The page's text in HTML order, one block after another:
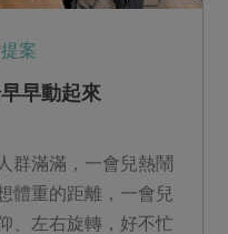
案
早動起來
群滿滿，一會兒熱鬧
體重的距離，一會兒
、左右旋轉，好不忙